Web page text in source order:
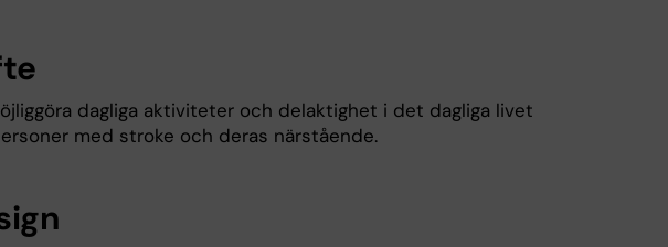
dagliga aktiviteter och delaktighet i det dagliga livet
med stroke och deras närstående.